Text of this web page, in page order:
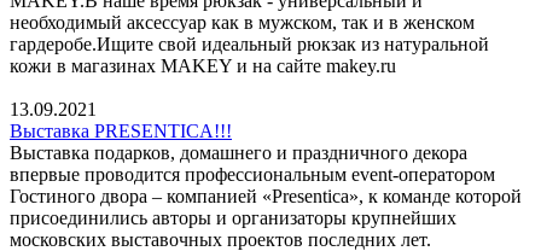
необходимый аксессуар как в мужском, так и в женском
гардеробе.Ищите свой идеальный рюкзак из натуральной
кожи в магазинах MAKEY и на сайте makey.ru
13.09.2021
Выставка PRESENTICA!!!
Выставка подарков, домашнего и праздничного декора
впервые проводится профессиональным event-оператором
Гостиного двора – компанией «Presentica», к команде которой
присоединились авторы и организаторы крупнейших
московских выставочных проектов последних лет.